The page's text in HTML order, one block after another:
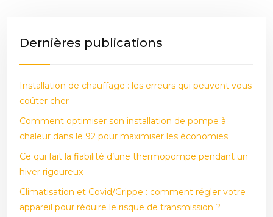
Dernières publications
Installation de chauffage : les erreurs qui peuvent vous
coûter cher
Comment optimiser son installation de pompe à
chaleur dans le 92 pour maximiser les économies
Ce qui fait la fiabilité d’une thermopompe pendant un
hiver rigoureux
Climatisation et Covid/Grippe : comment régler votre
appareil pour réduire le risque de transmission ?